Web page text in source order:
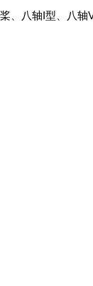
、八轴I型、八轴